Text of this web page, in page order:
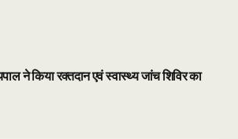
ने किया रक्तदान एवं स्वास्थ्य जांच शिविर का